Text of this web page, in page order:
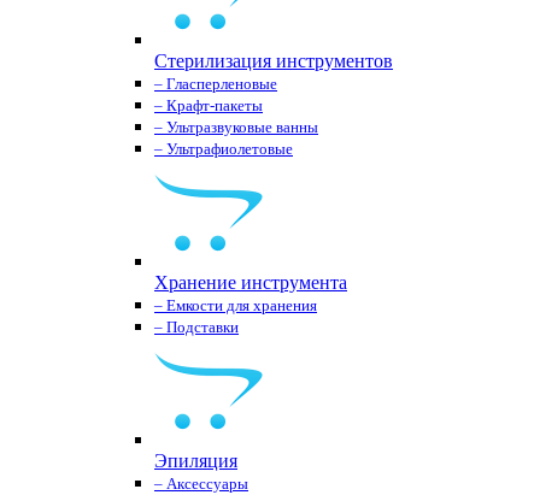
Стерилизация инструментов
– Гласперленовые
– Крафт-пакеты
– Ультразвуковые ванны
– Ультрафиолетовые
Хранение инструмента
– Емкости для хранения
– Подставки
Эпиляция
– Аксессуары